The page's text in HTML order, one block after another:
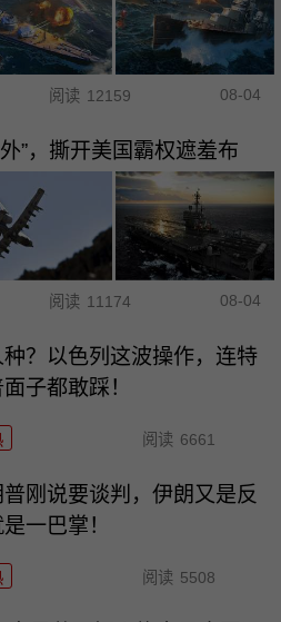
阅读 12159 08-04
”，撕开美国霸权遮羞布
阅读 11174 08-04
种？以色列这波操作，连特
子都敢踩！
阅读 6661
普刚说要谈判，伊朗又是反
一巴掌！
阅读 5508